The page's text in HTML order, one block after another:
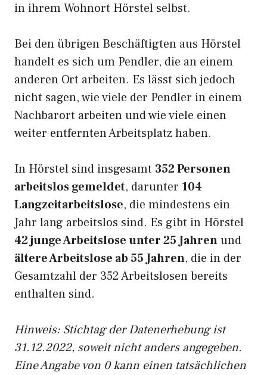
in ihrem Wohnort Hörstel selbst.
Bei den übrigen Beschäftigten aus Hörstel
handelt es sich um Pendler, die an einem
anderen Ort arbeiten. Es lässt sich jedoch
nicht sagen, wie viele der Pendler in einem
Nachbarort arbeiten und wie viele einen
weiter entfernten Arbeitsplatz haben.
In Hörstel sind insgesamt 352 Personen
arbeitslos gemeldet, darunter 104
Langzeitarbeitslose, die mindestens ein
Jahr lang arbeitslos sind. Es gibt in Hörstel
42 junge Arbeitslose unter 25 Jahrenund
ältere Arbeitslose ab 55 Jahren, die in der
Gesamtzahl der 352 Arbeitslosen bereits
enthalten sind.
Hinweis: Stichtag der Datenerhebung ist
31.12.2022, soweit nicht anders angegeben.
Eine Angabe von 0 kann einen tatsächlichen